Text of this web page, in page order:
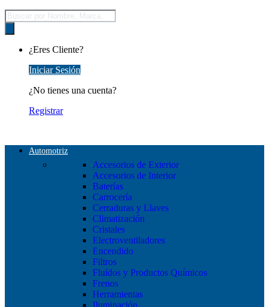
Búsqueda
de
productos
¿Eres Cliente?
Iniciar Sesión
¿No tienes una cuenta?
Registrar
Automotriz
Accesorios de Exterior
Accesorios de Interior
Baterías
Carrocería
Cerraduras y Llaves
Climatización
Cristales
Electroventiladores
Encendido
Filtros
Fluídos y Productos Químicos
Frenos
Herramientas
Iluminación